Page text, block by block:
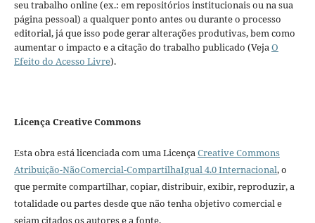
seu trabalho online (ex.: em repositórios institucionais ou na sua
página pessoal) a qualquer ponto antes ou durante o processo
editorial, já que isso pode gerar alterações produtivas, bem como
aumentar o impacto e a citação do trabalho publicado (Veja O
Efeito do Acesso Livre).
Licença Creative Commons
Esta obra está licenciada com uma Licença Creative Commons
Atribuição-NãoComercial-CompartilhaIgual 4.0 Internacional, o
que permite compartilhar, copiar, distribuir, exibir, reproduzir, a
totalidade ou partes desde que não tenha objetivo comercial e
sejam citados os autores e a fonte.